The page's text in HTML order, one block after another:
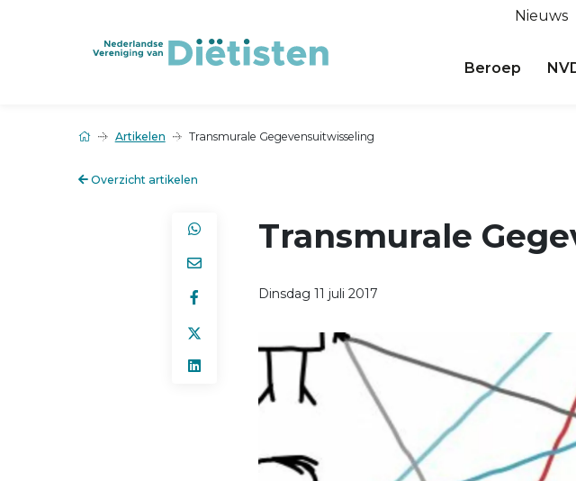
Nieuws
Beroep
Artikelen Transmurale Gegevensuitwisseling
Overzicht artikelen
Transmurale
Dinsdag 11 juli 2017